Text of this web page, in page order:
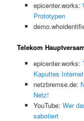
epicenter.works:
Prototypen
Telekom
epicenter.works:
Kaputtes
netzbremse.de:
Netz!
YouTube: Wer
sabotiert